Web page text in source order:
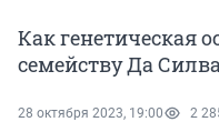
Как генетическая
семейству Да
28 октября 2023, 19:00 2